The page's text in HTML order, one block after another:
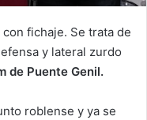
fichaje. Se trata de
y lateral zurdo
de Puente Genil.
roblense y ya se